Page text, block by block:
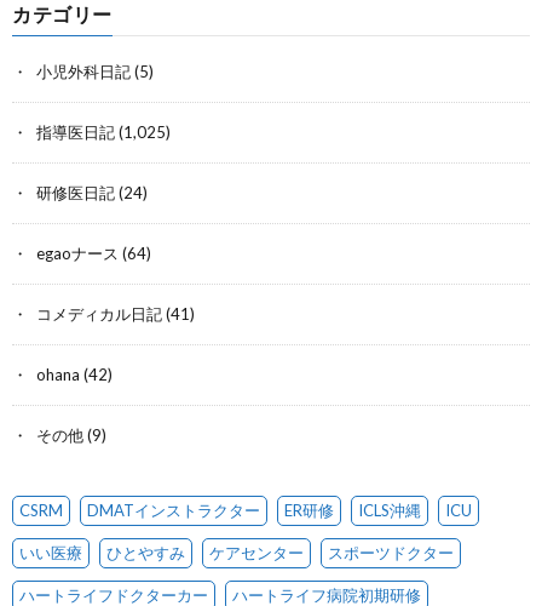
カテゴリー
小児外科日記(5)
指導医日記(1,025)
研修医日記(24)
egaoナース (64)
コメディカル日記(41)
ohana (42)
その他(9)
CSRM DMATインストラクター ER研修 ICLS沖縄 ICU
いい医療 ひとやすみ ケアセンター スポーツドクター
ハートライフドクターカー ハートライフ病院初期研修